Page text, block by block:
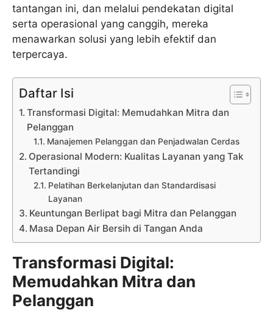
tantangan ini, dan melalui pendekatan digital
serta operasional yang canggih, mereka
menawarkan solusi yang lebih efektif dan
terpercaya.
Daftar Isi
Transformasi Digital: Memudahkan Mitra dan
Pelanggan
Manajemen Pelanggan dan Penjadwalan Cerdas
Operasional Modern: Kualitas Layanan yang Tak
Tertandingi
Pelatihan Berkelanjutan dan Standardisasi
Layanan
Keuntungan Berlipat bagi Mitra dan Pelanggan
Masa Depan Air Bersih di Tangan Anda
Transformasi Digital:
Memudahkan Mitra dan
Pelanggan